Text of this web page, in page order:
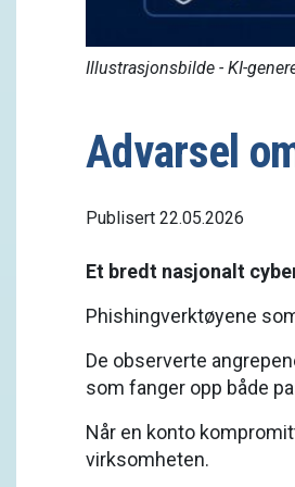
Illustrasjonsbilde - KI-
Advarsel
Publisert 22.05.2026
Et bredt nasjonalt
Phishingverktøyene
De observerte
som fanger opp både
Når en konto
virksomheten.